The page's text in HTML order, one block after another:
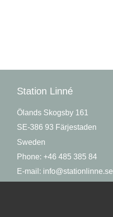
Station Linné
Ölands Skogsby 161
SE-386 93 Färjestaden
Sweden
Phone: +46 485 385 84
E-mail: info@stationlinne.se